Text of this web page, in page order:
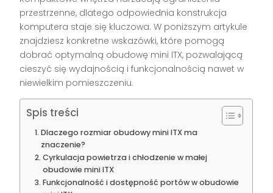
przestrzenne, dlatego odpowiednia konstrukcja
komputera staje się kluczowa. W poniższym artykule
znajdziesz konkretne wskazówki, które pomogą
dobrać optymalną obudowę mini ITX, pozwalającą
cieszyć się wydajnością i funkcjonalnością nawet w
niewielkim pomieszczeniu.
Spis treści
Dlaczego rozmiar obudowy mini ITX ma
znaczenie?
Cyrkulacja powietrza i chłodzenie w małej
obudowie mini ITX
Funkcjonalność i dostępność portów w obudowie